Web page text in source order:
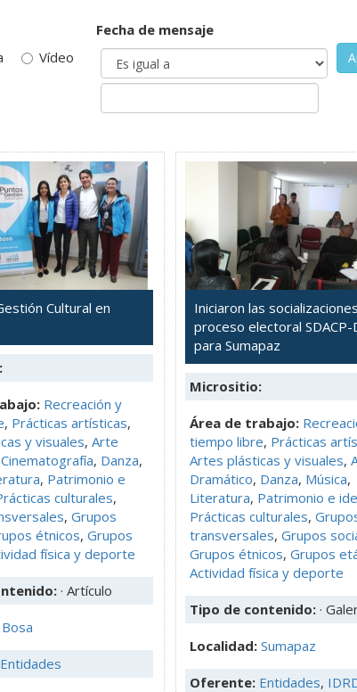
Vídeo
Fecha de mensaje
Cultural en
Recreación y
, Prácticas artísticas,
y visuales, Arte
Cinematografía, Danza,
, Patrimonio e
culturales,
, Grupos
étnicos, Grupos
física y deporte
· Artículo
Bosa
Entidades
Iniciaron las
proceso electoral SDACP-
para Sumapaz
Micrositio:
Área de trabajo:
tiempo libre, Prácticas
Artes plásticas y visuales,
Dramático, Danza, Música,
Literatura, Patrimonio e
Prácticas culturales,
transversales, Grupos
Grupos étnicos, Grupos
Actividad física y deporte
Tipo de contenido: ·
Localidad: Sumapaz
Oferente: Entidades,